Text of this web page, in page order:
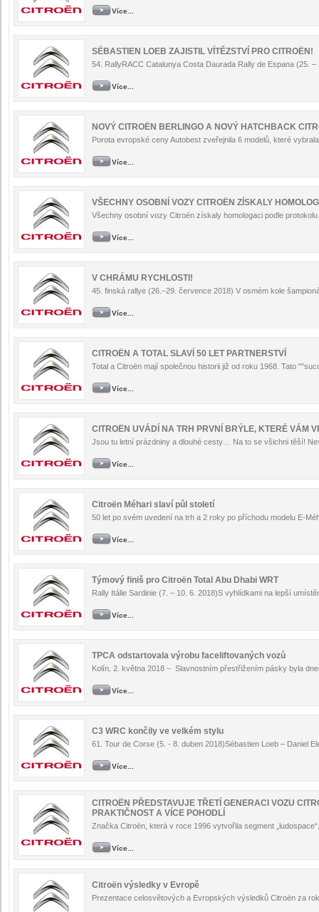
Více...
SÉBASTIEN LOEB ZAJISTIL VÍTĚZSTVÍ PRO CITROËN!
54. RallyRACC Catalunya Costa Daurada Rally de Espana (25.
Více...
NOVÝ CITROËN BERLINGO A NOVÝ HATCHBACK
Porota evropské ceny Autobest zveřejnila 6 modelů, které
Více...
VŠECHNY OSOBNÍ VOZY CITROËN ZÍSKALY
Všechny osobní vozy Citroën získaly homologaci podle
Více...
V CHRÁMU RYCHLOSTI!
45. finská rallye (26.–29. července 2018) V osmém kole
Více...
CITROËN A TOTAL SLAVÍ 50 LET PARTNERSTVÍ
Total a Citroën mají společnou historii již od roku 1968. Tato
Více...
CITROËN UVÁDÍ NA TRH PRVNÍ BRÝLE, KTERÉ VÁM
Jsou tu letní prázdniny a dlouhé cesty… Na to se všichni těší!
Více...
Citroën Méhari slaví půl století
50 let po svém uvedení na trh a 2 roky po příchodu modelu E-
Více...
Týmový finiš pro Citroën Total Abu Dhabi WRT
Rally Itálie Sardinie (7. – 10. 6. 2018)S vyhlídkami na lepší
Více...
TPCA odstartovala výrobu faceliftovaných vozů
Kolín, 2. května 2018 – Slavnostním přestřižením pásky byla
Více...
C3 WRC končily ve velkém stylu
61. Tour de Corse (5. - 8. duben 2018)Sébastien Loeb – Daniel
Více...
CITROËN PŘEDSTAVUJE TŘETÍ GENERACI VOZU
PRAKTIČNOST A VÍCE POHODLÍ
Značka Citroën, která v roce 1996 vytvořila segment
Více...
Citroën výsledky v Evropě
Prezentace celosvětových a Evropských výsledků Citroën za